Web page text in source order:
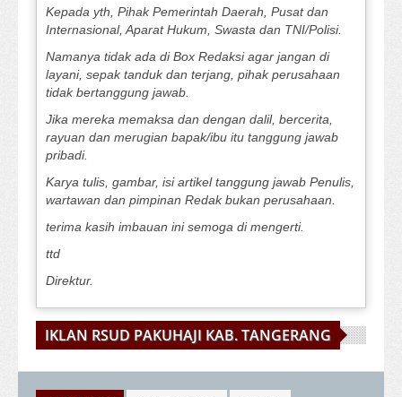
Kepada yth, Pihak Pemerintah Daerah, Pusat dan
Internasional, Aparat Hukum, Swasta dan TNI/Polisi.
Namanya tidak ada di Box Redaksi agar jangan di
layani, sepak tanduk dan terjang, pihak perusahaan
tidak bertanggung jawab.
Jika mereka memaksa dan dengan dalil, bercerita,
rayuan dan merugian bapak/ibu itu tanggung jawab
pribadi.
Karya tulis, gambar, isi artikel tanggung jawab Penulis,
wartawan dan pimpinan Redak bukan perusahaan.
terima kasih imbauan ini semoga di mengerti.
ttd
Direktur.
IKLAN RSUD PAKUHAJI KAB. TANGERANG